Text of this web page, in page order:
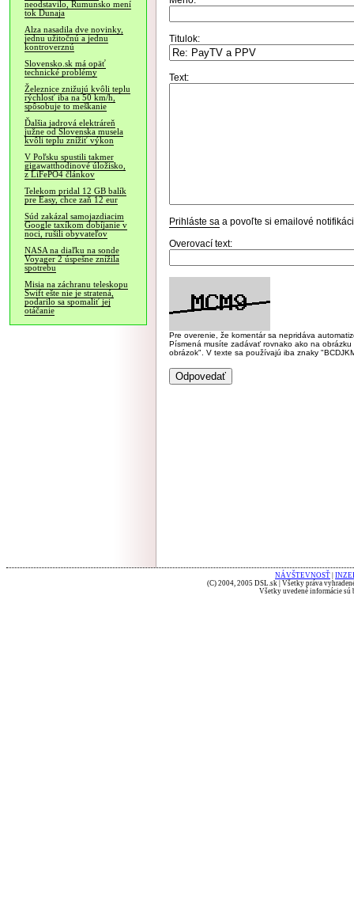
neodstavilo, Rumunsko mení
tok Dunaja
Alza nasadila dve novinky,
jednu užitočnú a jednu
kontroverznú
Slovensko.sk má opäť
technické problémy
Železnice znižujú kvôli teplu
rýchlosť iba na 50 km/h,
spôsobuje to meškanie
Ďalšia jadrová elektráreň
južne od Slovenska musela
kvôli teplu znížiť výkon
V Poľsku spustili takmer
gigawatthodinové úložisko,
z LiFePO4 článkov
Telekom pridal 12 GB balík
pre Easy, chce zaň 12 eur
Súd zakázal samojazdiacim
Google taxíkom dobíjanie v
noci, rušili obyvateľov
NASA na diaľku na sonde
Voyager 2 úspešne znížila
spotrebu
Misia na záchranu teleskopu
Swift ešte nie je stratená,
podarilo sa spomaliť jej
otáčanie
Titulok:
Text:
Prihláste sa a povoľte si emailové
Overovací text:
Pre overenie, že komentár sa nepridáva
Písmená musíte zadávať rovnako ako na
obrázok". V texte sa používajú iba znaky
NÁVŠTEVNOSŤ
(C) 2004, 2005 DSL.sk | Všetky práva
Všetky uvedené informácie sú